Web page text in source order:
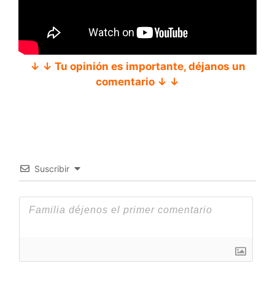
↓ ↓ Tu opinión es importante, déjanos un
comentario ↓ ↓
Suscribir